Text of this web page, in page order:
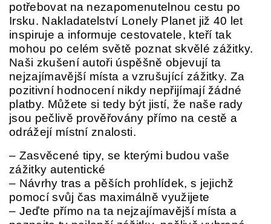
potřebovat na nezapomenutelnou cestu po
Irsku. Nakladatelství Lonely Planet již 40 let
inspiruje a informuje cestovatele, kteří tak
mohou po celém světě poznat skvělé zážitky.
Naši zkušení autoři úspěšně objevují ta
nejzajímavější místa a vzrušující zážitky. Za
pozitivní hodnocení nikdy nepřijímají žádné
platby. Můžete si tedy být jistí, že naše rady
jsou pečlivě prověřovány přímo na cestě a
odrážejí místní znalosti.
– Zasvěcené tipy, se kterými budou vaše
zážitky autentické
– Návrhy tras a pěších prohlídek, s jejichž
pomocí svůj čas maximálně využijete
– Jeďte přímo na ta nejzajímavější místa a